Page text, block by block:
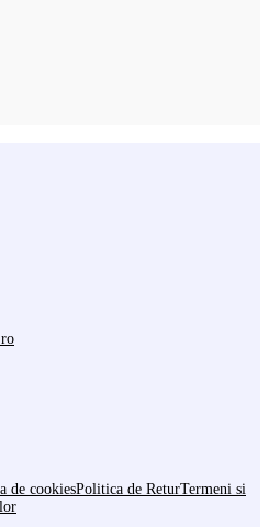
de cookiesPolitica de ReturTermeni si